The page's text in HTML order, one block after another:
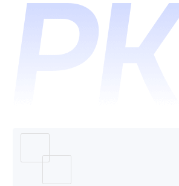
案和问
鼎云学